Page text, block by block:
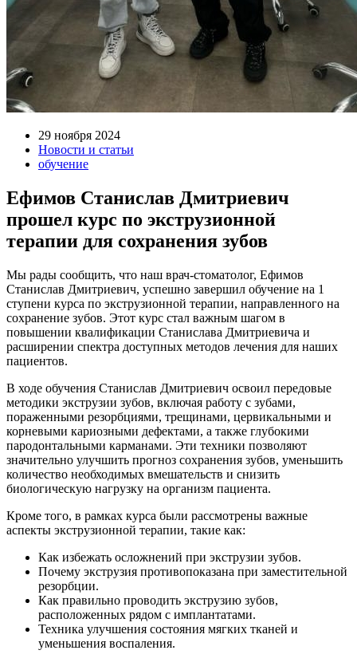
29 ноября 2024
Новости и статьи
обучение
Ефимов Станислав Дмитриевич
прошел курс по экструзионной
терапии для сохранения зубов
Мы рады сообщить, что наш врач-стоматолог, Ефимов
Станислав Дмитриевич, успешно завершил обучение на 1
ступени курса по экструзионной терапии, направленного на
сохранение зубов. Этот курс стал важным шагом в
повышении квалификации Станислава Дмитриевича и
расширении спектра доступных методов лечения для наших
пациентов.
В ходе обучения Станислав Дмитриевич освоил передовые
методики экструзии зубов, включая работу с зубами,
пораженными резорбциями, трещинами, цервикальными и
корневыми кариозными дефектами, а также глубокими
пародонтальными карманами. Эти техники позволяют
значительно улучшить прогноз сохранения зубов, уменьшить
количество необходимых вмешательств и снизить
биологическую нагрузку на организм пациента.
Кроме того, в рамках курса были рассмотрены важные
аспекты экструзионной терапии, такие как:
Как избежать осложнений при экструзии зубов.
Почему экструзия противопоказана при заместительной
резорбции.
Как правильно проводить экструзию зубов,
расположенных рядом с имплантатами.
Техника улучшения состояния мягких тканей и
уменьшения воспаления.